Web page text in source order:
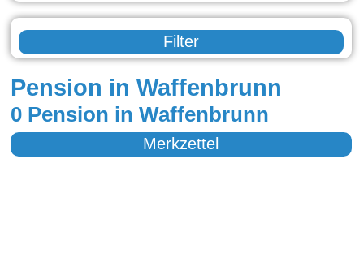
Filter
Pension in Waffenbrunn
0 Pension in Waffenbrunn
Merkzettel